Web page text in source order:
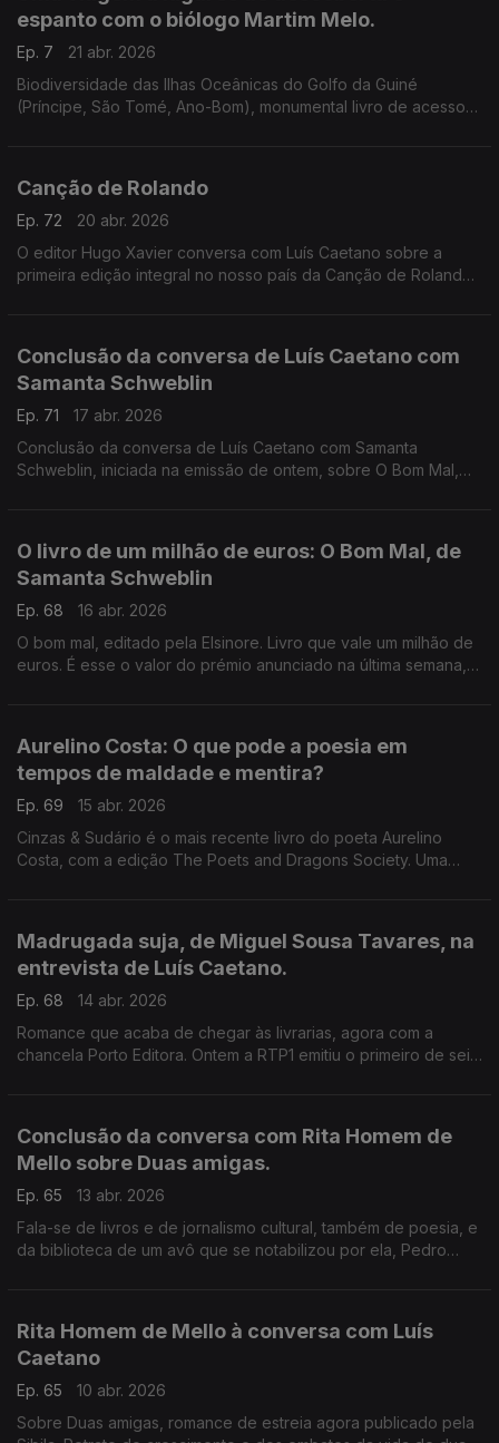
espanto com o biólogo Martim Melo.
Ep. 7
21 abr. 2026
Biodiversidade das Ilhas Oceânicas do Golfo da Guiné
(Príncipe, São Tomé, Ano-Bom), monumental livro de acesso
Canção de Rolando
Ep. 72
20 abr. 2026
O editor Hugo Xavier conversa com Luís Caetano sobre a
primeira edição integral no nosso país da Canção de Rolando,
Conclusão da conversa de Luís Caetano com
Samanta Schweblin
Ep. 71
17 abr. 2026
Conclusão da conversa de Luís Caetano com Samanta
Schweblin, iniciada na emissão de ontem, sobre O Bom Mal,
prémio que se coloca em termos de valor monetário no topo a
nível mundial, equivalente ao Nobel e ao Prémio Planeta,
também do país vizinho. A edição é da Elsinore.
O livro de um milhão de euros: O Bom Mal, de
Samanta Schweblin
Ep. 68
16 abr. 2026
O bom mal, editado pela Elsinore. Livro que vale um milhão de
euros. É esse o valor do prémio anunciado na última semana,
Aurelino Costa: O que pode a poesia em
tempos de maldade e mentira?
Ep. 69
15 abr. 2026
Cinzas & Sudário é o mais recente livro do poeta Aurelino
Costa, com a edição The Poets and Dragons Society. Uma
Madrugada suja, de Miguel Sousa Tavares, na
entrevista de Luís Caetano.
Ep. 68
14 abr. 2026
Romance que acaba de chegar às livrarias, agora com a
chancela Porto Editora. Ontem a RTP1 emitiu o primeiro de seis
Conclusão da conversa com Rita Homem de
Mello sobre Duas amigas.
Ep. 65
13 abr. 2026
Fala-se de livros e de jornalismo cultural, também de poesia, e
da biblioteca de um avô que se notabilizou por ela, Pedro
Rita Homem de Mello à conversa com Luís
Caetano
Ep. 65
10 abr. 2026
Sobre Duas amigas, romance de estreia agora publicado pela